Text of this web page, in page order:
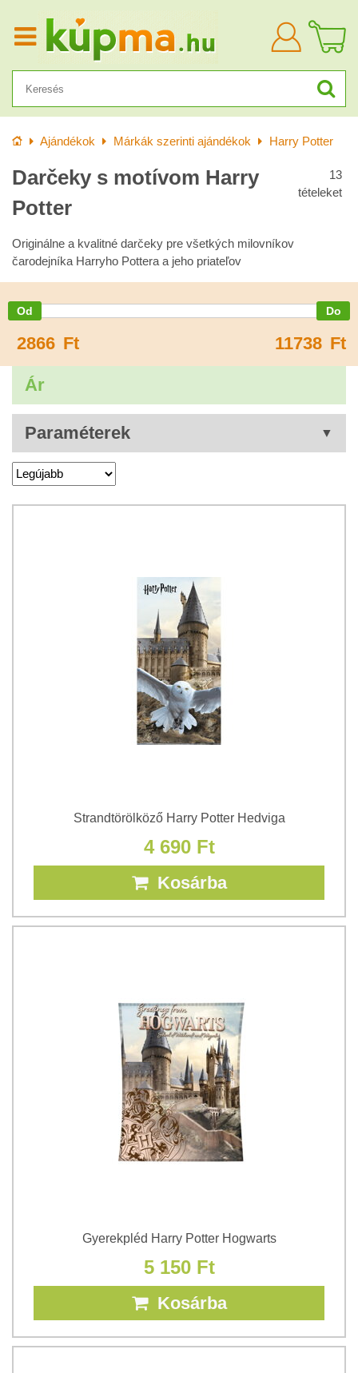
KezdőlapAjándékok Márkák szerinti ajándékok Harry Potter
Darčeky s motívom Harry
Potter
13
tételeket
Originálne a kvalitné darčeky pre všetkých milovníkov
čarodejníka Harryho Pottera a jeho priateľov
2866 Ft 11738 Ft
Ár
Paraméterek
Strandtörölköző Harry Potter Hedviga
4 690 Ft
Kosárba
Gyerekpléd Harry Potter Hogwarts
5 150 Ft
Kosárba